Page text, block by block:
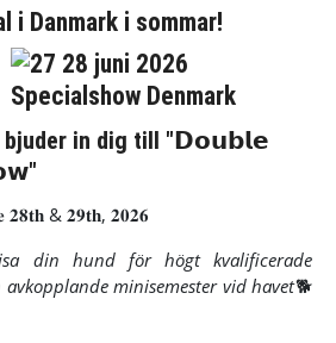
i Danmark i sommar!
juder in dig till "𝗗𝗼𝘂𝗯𝗹𝗲
& 𝟐𝟗𝐭𝐡, 𝟐𝟎𝟐𝟔
din hund för högt kvalificerade
avkopplande minisemester vid havet🐕